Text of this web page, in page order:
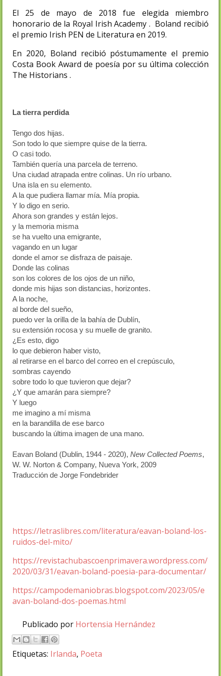
El 25 de mayo de 2018 fue elegida miembro
honorario de la Royal Irish Academy . Boland recibió
el premio Irish PEN de Literatura en 2019.
En 2020, Boland recibió póstumamente el premio
Costa Book Award de poesía por su última colección
The Historians .
La tierra perdida
Tengo dos hijas.
Son todo lo que siempre quise de la tierra.
O casi todo.
También quería una parcela de terreno.
Una ciudad atrapada entre colinas. Un río urbano.
Una isla en su elemento.
A la que pudiera llamar mía. Mía propia.
Y lo digo en serio.
Ahora son grandes y están lejos.
y la memoria misma
se ha vuelto una emigrante,
vagando en un lugar
donde el amor se disfraza de paisaje.
Donde las colinas
son los colores de los ojos de un niño,
donde mis hijas son distancias, horizontes.
A la noche,
al borde del sueño,
puedo ver la orilla de la bahía de Dublín,
su extensión rocosa y su muelle de granito.
¿Es esto, digo
lo que debieron haber visto,
al retirarse en el barco del correo en el crepúsculo,
sombras cayendo
sobre todo lo que tuvieron que dejar?
¿Y que amarán para siempre?
Y luego
me imagino a mí misma
en la barandilla de ese barco
buscando la última imagen de una mano.
Eavan Boland (Dublin, 1944 - 2020), New Collected Poems,
W. W. Norton & Company, Nueva York, 2009
Traducción de Jorge Fondebrider
https://letraslibres.com/literatura/eavan-boland-los-
ruidos-del-mito/
https://revistachubascoenprimavera.wordpress.com/
2020/03/31/eavan-boland-poesia-para-documentar/
https://campodemaniobras.blogspot.com/2023/05/e
avan-boland-dos-poemas.html
Publicado por Hortensia Hernández
Etiquetas: Irlanda, Poeta